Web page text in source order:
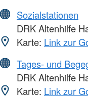
Sozialstationen
DRK Altenhilfe
Karte: Link zur
Tages- und
DRK Altenhilfe
Karte: Link zur